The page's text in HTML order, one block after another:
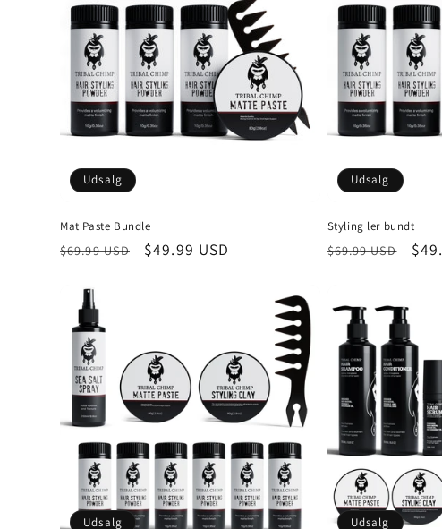
Udsalg
Mat Paste Bundle
Normalpris
$69.99 USD Udsalgspris
$49.99 USD
Udsalg
Styling ler bundt
Normalpris
$69.99 USD
Udsalg Udsalg